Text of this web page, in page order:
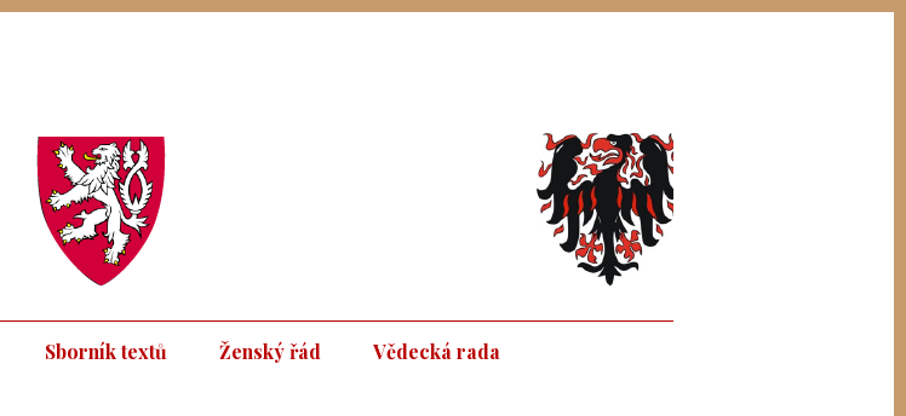
Sborník textů Ženský řád
Vědecká rada